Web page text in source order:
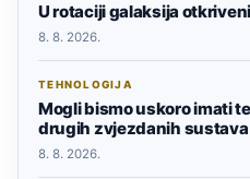
U rotaciji galaksija
8. 8. 2026.
TEHNOLOGIJA
Mogli bismo uskoro imati
drugih zvjezdanih sustava
8. 8. 2026.